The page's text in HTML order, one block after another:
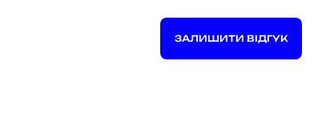
ЗАЛИШИТИ ВІДГУК